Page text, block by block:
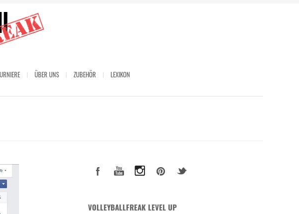
ÜBER UNS ZUBEHÖR LEXIKON
VOLLEYBALLFREAK LEVEL UP